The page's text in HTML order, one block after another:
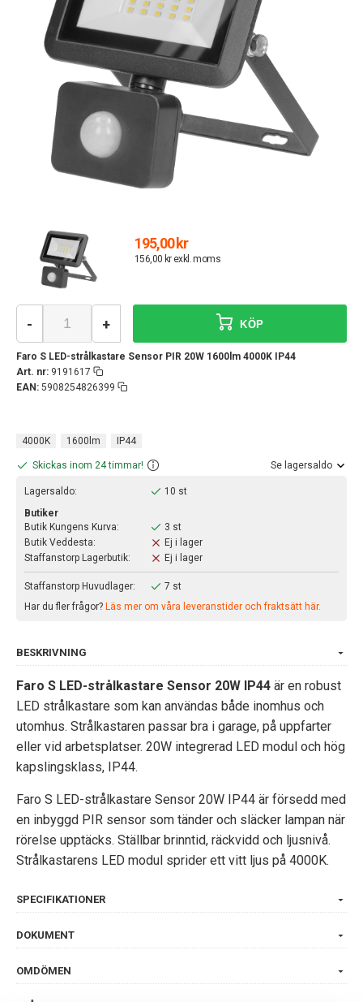
195,00 kr
156,00 kr exkl. moms
Faro S LED-strålkastare Sensor PIR 20W 1600lm 4000K IP44
Art. nr: 9191617
EAN: 5908254826399
- + KÖP
4000K 1600lm IP44
Skickas inom 24 timmar! Se lagersaldo
Lagersaldo:
10 st
Butiker
Butik Kungens Kurva:
3 st
Butik Veddesta:
Ej i lager
Staffanstorp Lagerbutik:
Ej i lager
Staffanstorp Huvudlager:
7 st
Har du fler frågor? Läs mer om våra leveranstider och fraktsätt här.
BESKRIVNING
Faro S LED-strålkastare Sensor 20W IP44 är en robust
LED strålkastare som kan användas både inomhus och
utomhus. Strålkastaren passar bra i garage, på uppfarter
eller vid arbetsplatser. 20W integrerad LED modul och hög
kapslingsklass, IP44.
Faro S LED-strålkastare Sensor 20W IP44 är försedd med
en inbyggd PIR sensor som tänder och släcker lampan när
rörelse upptäcks. Ställbar brinntid, räckvidd och ljusnivå.
Strålkastarens LED modul sprider ett vitt ljus på 4000K.
SPECIFIKATIONER
DOKUMENT
OMDÖMEN